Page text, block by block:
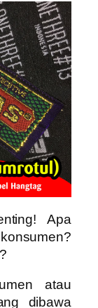
Apa
atau
dibawa